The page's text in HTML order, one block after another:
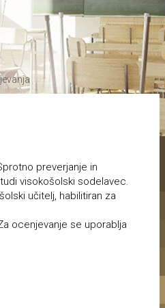
preverjanje in
visokošolski sodelavec.
učitelj, habilitiran za
ocenjevanje se uporablja